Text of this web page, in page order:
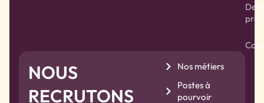
NOUS
RECRUTONS
Nos métiers
Postes à
pourvoir